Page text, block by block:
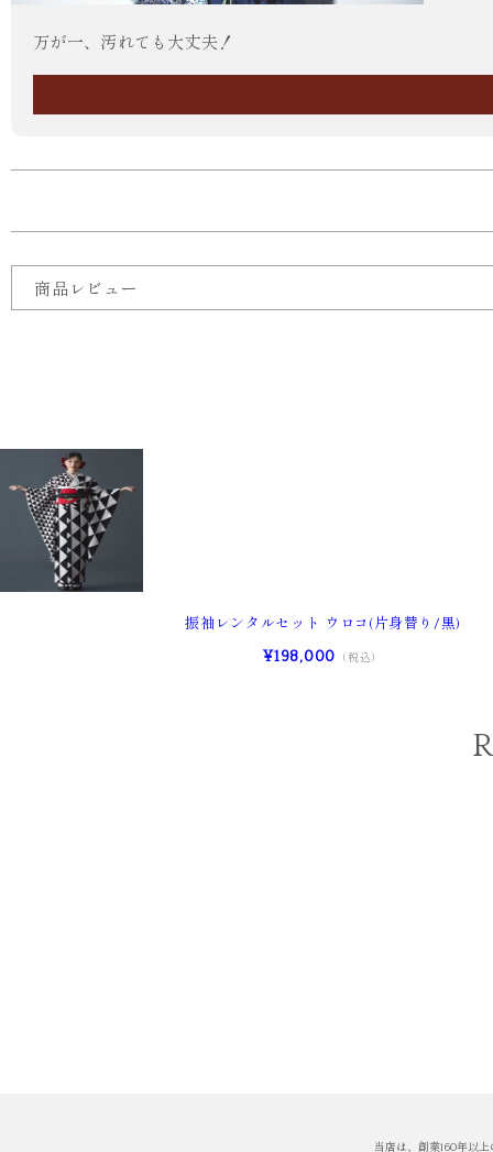
万が一、汚れても大丈夫！
商品レビュー
振袖レンタルセット ウロコ(片身替り/黒)
¥198,000 （税込）
当店は、創業160年以